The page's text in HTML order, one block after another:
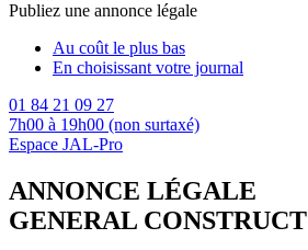
Publiez une annonce légale
Au coût le plus bas
En choisissant votre journal
01 84 21 09 27
7h00 à 19h00 (non surtaxé)
Espace JAL-Pro
ANNONCE LÉGALE
GENERAL CONSTRUCT